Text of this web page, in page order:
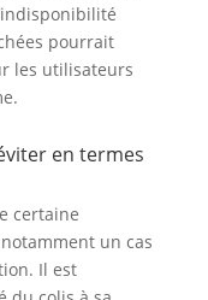
pourrait
les utilisateurs
en termes
certaine
un cas
Il est